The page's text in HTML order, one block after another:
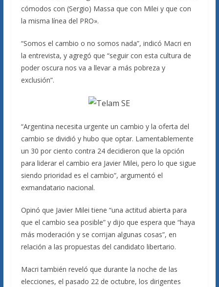
cómodos con (Sergio) Massa que con Milei y que con
la misma línea del PRO».
“Somos el cambio o no somos nada”, indicó Macri en
la entrevista, y agregó que “seguir con esta cultura de
poder oscura nos va a llevar a más pobreza y
exclusión”.
“Argentina necesita urgente un cambio y la oferta del
cambio se dividió y hubo que optar. Lamentablemente
un 30 por ciento contra 24 decidieron que la opción
para liderar el cambio era Javier Milei, pero lo que sigue
siendo prioridad es el cambio”, argumentó el
exmandatario nacional.
Opinó que Javier Milei tiene “una actitud abierta para
que el cambio sea posible” y dijo que espera que “haya
más moderación y se corrijan algunas cosas”, en
relación a las propuestas del candidato libertario.
Macri también reveló que durante la noche de las
elecciones, el pasado 22 de octubre, los dirigentes